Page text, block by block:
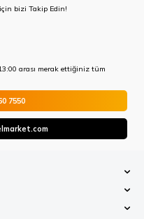
bizi Takip Edin!
arası merak ettiğiniz tüm
7550